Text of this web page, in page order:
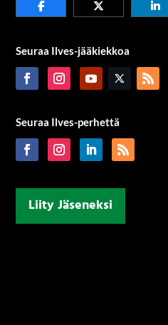
Seuraa Ilves-jääkiekkoa
Seuraa Ilves-perhettä
Liity Jäseneksi